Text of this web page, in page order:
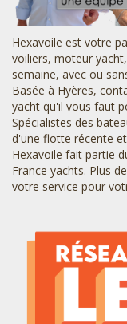
Hexavoile est votre
voiliers, moteur
semaine, avec ou
Basée à Hyères,
yacht qu'il vous faut
Spécialistes des
d'une flotte récente
Hexavoile fait partie
France yachts. Plus
votre service pour